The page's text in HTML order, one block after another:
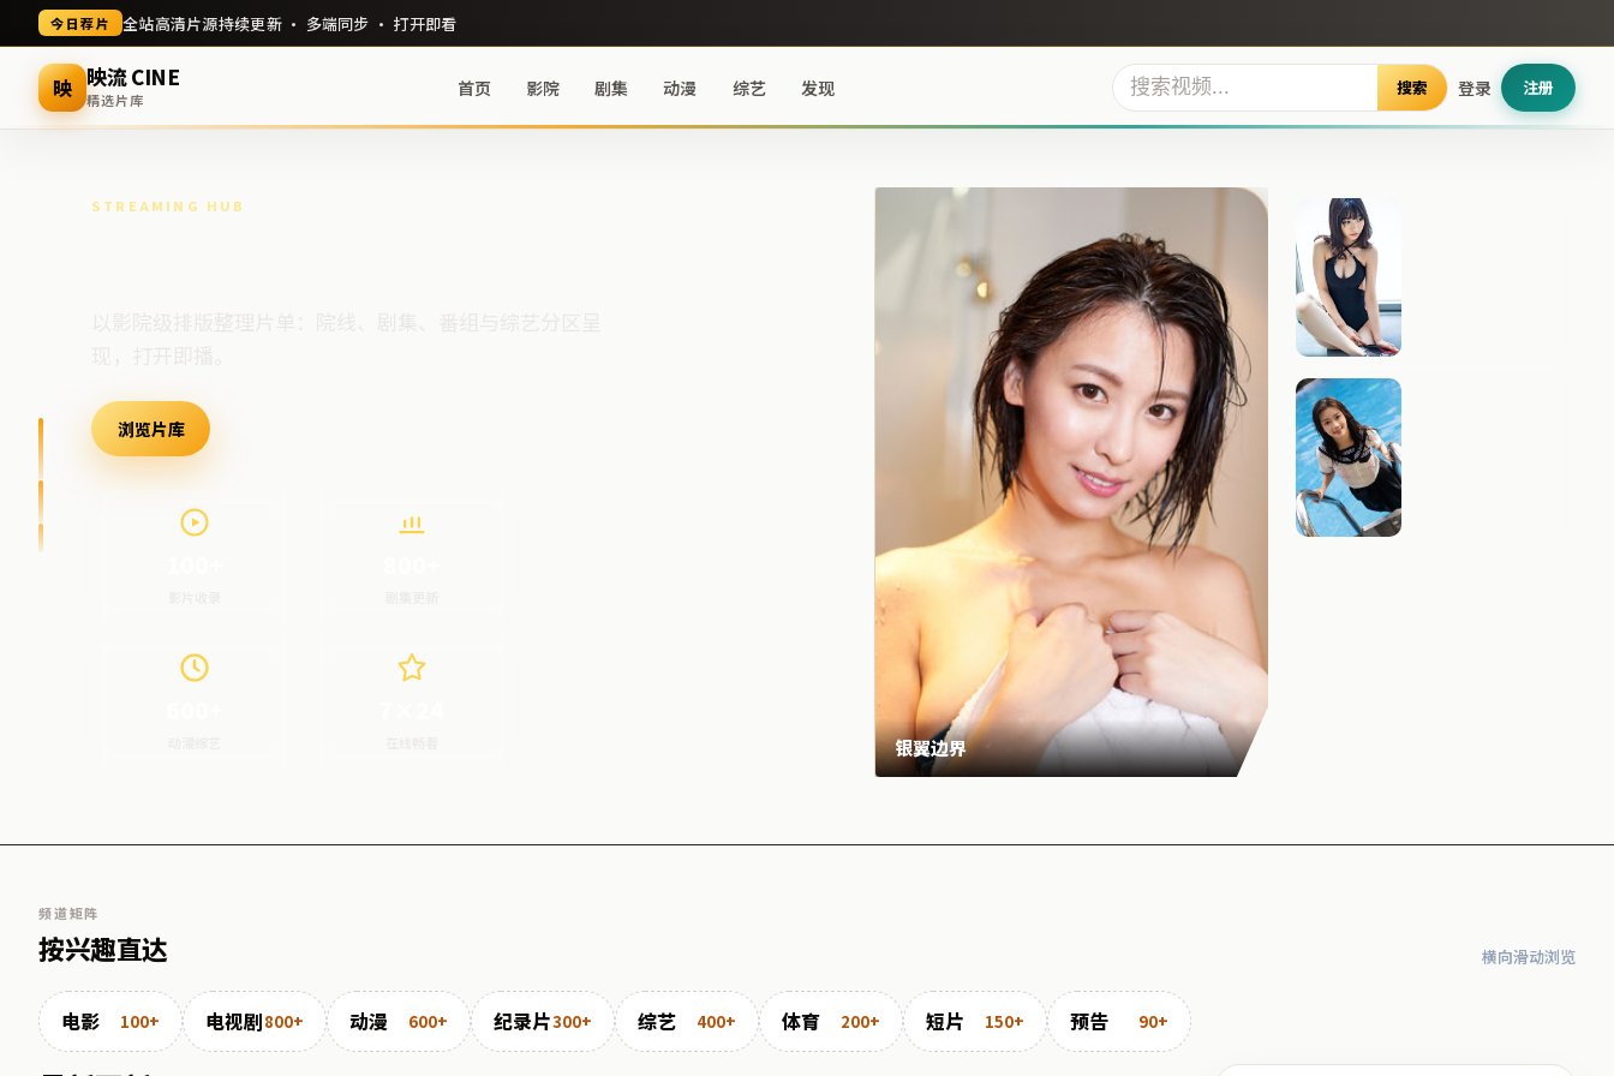
今日荐片 全站高清片源持续更新 · 多端同步 · 打开即看
映 映流 CINE
精选片库 首页 影院 剧集 动漫 综艺 发现 搜索 登录 注册
STREAMING HUB
浏览片库
银翼边界
频道矩阵
按兴趣直达 横向滑动浏览
电影 100+ 电视剧800+ 动漫 600+ 纪录片300+ 综艺 400+ 体育 200+ 短片 150+ 预告 90+